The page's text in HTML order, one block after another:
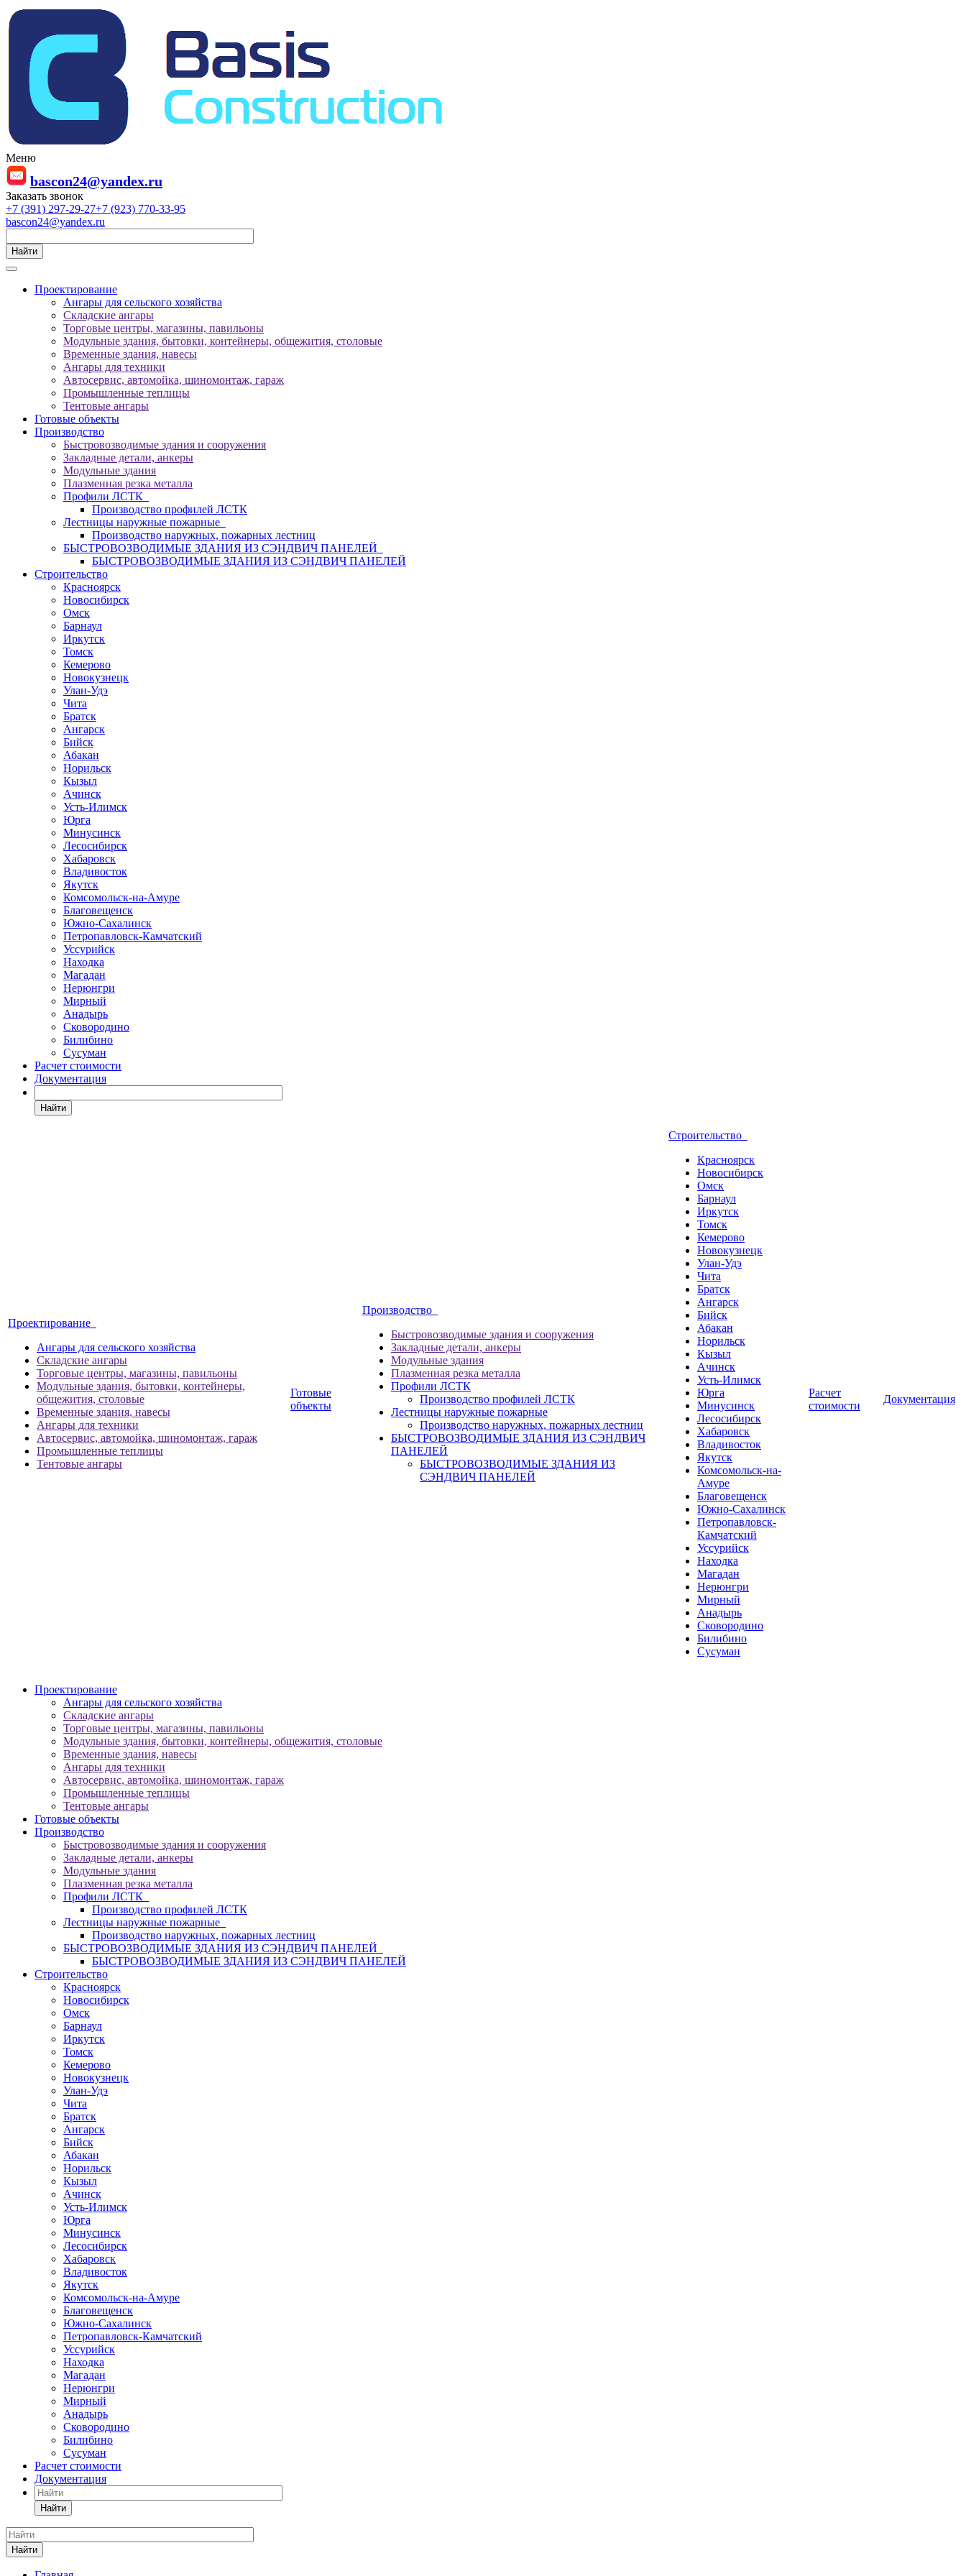
Меню
bascon24@yandex.ru
Заказать звонок
+7 (391) 297-29-27+7 (923) 770-33-95
bascon24@yandex.ru
Найти
Проектирование
Ангары для сельского хозяйства
Складские ангары
Торговые центры, магазины, павильоны
Модульные здания, бытовки, контейнеры, общежития, столовые
Временные здания, навесы
Ангары для техники
Автосервис, автомойка, шиномонтаж, гараж
Промышленные теплицы
Тентовые ангары
Готовые объекты
Производство
Быстровозводимые здания и сооружения
Закладные детали, анкеры
Модульные здания
Плазменная резка металла
Профили ЛСТК
Производство профилей ЛСТК
Лестницы наружные пожарные
Производство наружных, пожарных лестниц
БЫСТРОВОЗВОДИМЫЕ ЗДАНИЯ ИЗ СЭНДВИЧ ПАНЕЛЕЙ
БЫСТРОВОЗВОДИМЫЕ ЗДАНИЯ ИЗ СЭНДВИЧ ПАНЕЛЕЙ
Строительство
Красноярск
Новосибирск
Омск
Барнаул
Иркутск
Томск
Кемерово
Новокузнецк
Улан-Удэ
Чита
Братск
Ангарск
Бийск
Абакан
Норильск
Кызыл
Ачинск
Усть-Илимск
Юрга
Минусинск
Лесосибирск
Хабаровск
Владивосток
Якутск
Комсомольск-на-Амуре
Благовещенск
Южно-Сахалинск
Петропавловск-Камчатский
Уссурийск
Находка
Магадан
Нерюнгри
Мирный
Анадырь
Сковородино
Билибино
Сусуман
Расчет стоимости
Документация
Найти
Проектирование
Ангары для сельского хозяйства
Складские ангары
Торговые центры, магазины, павильоны
Модульные здания, бытовки, контейнеры,
общежития, столовые
Временные здания, навесы
Ангары для техники
Автосервис, автомойка, шиномонтаж, гараж
Промышленные теплицы
Тентовые ангары
Готовые
объекты
Производство
Быстровозводимые здания и сооружения
Закладные детали, анкеры
Модульные здания
Плазменная резка металла
Профили ЛСТК
Производство профилей ЛСТК
Лестницы наружные пожарные
Производство наружных, пожарных лестниц
БЫСТРОВОЗВОДИМЫЕ ЗДАНИЯ ИЗ СЭНДВИЧ
ПАНЕЛЕЙ
БЫСТРОВОЗВОДИМЫЕ ЗДАНИЯ ИЗ
СЭНДВИЧ ПАНЕЛЕЙ
Строительство
Красноярск
Новосибирск
Омск
Барнаул
Иркутск
Томск
Кемерово
Новокузнецк
Улан-Удэ
Чита
Братск
Ангарск
Бийск
Абакан
Норильск
Кызыл
Ачинск
Усть-Илимск
Юрга
Минусинск
Лесосибирск
Хабаровск
Владивосток
Якутск
Комсомольск-на-
Амуре
Благовещенск
Южно-Сахалинск
Петропавловск-
Камчатский
Уссурийск
Находка
Магадан
Нерюнгри
Мирный
Анадырь
Сковородино
Билибино
Сусуман
Расчет
стоимости
Документация
Проектирование
Ангары для сельского хозяйства
Складские ангары
Торговые центры, магазины, павильоны
Модульные здания, бытовки, контейнеры, общежития, столовые
Временные здания, навесы
Ангары для техники
Автосервис, автомойка, шиномонтаж, гараж
Промышленные теплицы
Тентовые ангары
Готовые объекты
Производство
Быстровозводимые здания и сооружения
Закладные детали, анкеры
Модульные здания
Плазменная резка металла
Профили ЛСТК
Производство профилей ЛСТК
Лестницы наружные пожарные
Производство наружных, пожарных лестниц
БЫСТРОВОЗВОДИМЫЕ ЗДАНИЯ ИЗ СЭНДВИЧ ПАНЕЛЕЙ
БЫСТРОВОЗВОДИМЫЕ ЗДАНИЯ ИЗ СЭНДВИЧ ПАНЕЛЕЙ
Строительство
Красноярск
Новосибирск
Омск
Барнаул
Иркутск
Томск
Кемерово
Новокузнецк
Улан-Удэ
Чита
Братск
Ангарск
Бийск
Абакан
Норильск
Кызыл
Ачинск
Усть-Илимск
Юрга
Минусинск
Лесосибирск
Хабаровск
Владивосток
Якутск
Комсомольск-на-Амуре
Благовещенск
Южно-Сахалинск
Петропавловск-Камчатский
Уссурийск
Находка
Магадан
Нерюнгри
Мирный
Анадырь
Сковородино
Билибино
Сусуман
Расчет стоимости
Документация
Найти
Найти